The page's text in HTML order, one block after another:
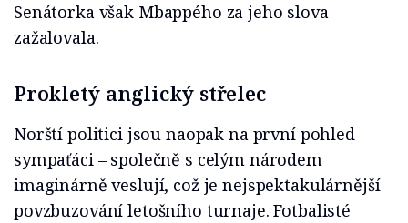
Senátorka však Mbappého za jeho slova
zažalovala.
Prokletý anglický střelec
Norští politici jsou naopak na první pohled
sympaťáci – společně s celým národem
imaginárně veslují, což je nejspektakulárnější
povzbuzování letošního turnaje. Fotbalisté